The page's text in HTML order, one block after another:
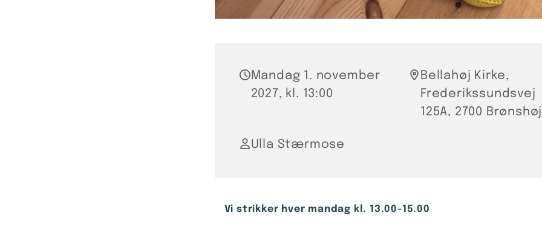
Mandag 1. november
2027, kl. 13:00
Bellahøj Kirke,
Frederikssundsvej
125A, 2700 Brønshøj
Ulla Stærmose
Vi strikker hver mandag kl. 13.00-15.00